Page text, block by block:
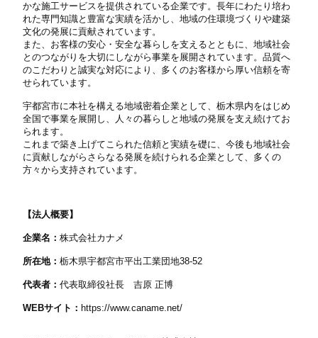
かな施工サービスを提供されている企業です。長年にわたり培わ
れた専門知識と豊富な実績を活かし、地域の住環境づくりや建築
文化の発展に貢献されています。
また、お客様の安心・安全な暮らしを支えるとともに、地域社会
とのつながりを大切にしながら事業を展開されています。品質へ
のこだわりと誠実な対応により、多くのお客様から厚い信頼を寄
せられています。
宇都宮市に本社を構える地域密着企業として、栃木県内をはじめ
全国で事業を展開し、人々の暮らしと地域の発展を支え続けてお
られます。
これまで築き上げてこられた信頼と実績を礎に、今後も地域社会
に貢献しながらさらなる発展を続けられる企業として、多くの
方々から支持されています。
【法人概要】
企業名：株式会社カナメ
所在地：栃木県宇都宮市平出工業団地38-52
代表者：代表取締役社長 吉原 正博
WEBサイト： https://www.caname.net/